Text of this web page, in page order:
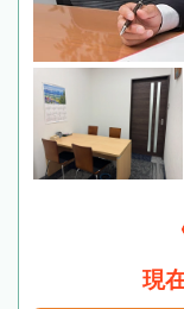
現